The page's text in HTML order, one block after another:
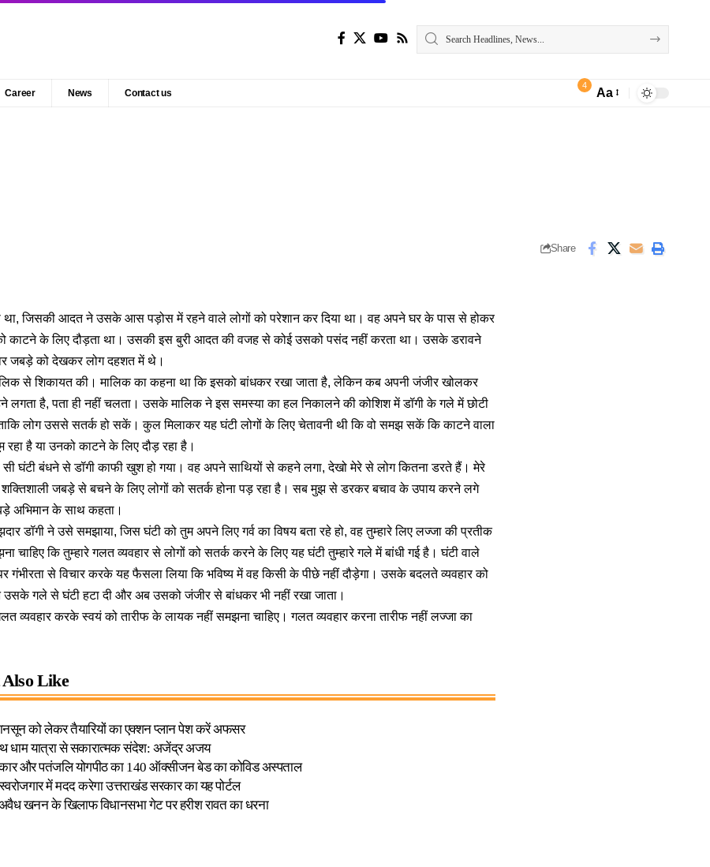
Career News Contact us
4
Aa
Share
था, जिसकी आदत ने उसके आस पड़ोस में रहने वाले लोगों को परेशान कर दिया था। वह अपने घर के पास से होकर
काटने के लिए दौड़ता था। उसकी इस बुरी आदत की वजह से कोई उसको पसंद नहीं करता था। उसके डरावने
जबड़े को देखकर लोग दहशत में थे।
से शिकायत की। मालिक का कहना था कि इसको बांधकर रखा जाता है, लेकिन कब अपनी जंजीर खोलकर
लगता है, पता ही नहीं चलता। उसके मालिक ने इस समस्या का हल निकालने की कोशिश में डॉगी के गले में छोटी
ताकि लोग उससे सतर्क हो सकें। कुल मिलाकर यह घंटी लोगों के लिए चेतावनी थी कि वो समझ सकें कि काटने वाला
रहा है या उनको काटने के लिए दौड़ रहा है।
घंटी बंधने से डॉगी काफी खुश हो गया। वह अपने साथियों से कहने लगा, देखो मेरे से लोग कितना डरते हैं। मेरे
शक्तिशाली जबड़े से बचने के लिए लोगों को सतर्क होना पड़ रहा है। सब मुझ से डरकर बचाव के उपाय करने लगे
अभिमान के साथ कहता।
डॉगी ने उसे समझाया, जिस घंटी को तुम अपने लिए गर्व का विषय बता रहे हो, वह तुम्हारे लिए लज्जा की प्रतीक
चाहिए कि तुम्हारे गलत व्यवहार से लोगों को सतर्क करने के लिए यह घंटी तुम्हारे गले में बांधी गई है। घंटी वाले
गंभीरता से विचार करके यह फैसला लिया कि भविष्य में वह किसी के पीछे नहीं दौड़ेगा। उसके बदलते व्यवहार को
गले से घंटी हटा दी और अब उसको जंजीर से बांधकर भी नहीं रखा जाता।
व्यवहार करके स्वयं को तारीफ के लायक नहीं समझना चाहिए। गलत व्यवहार करना तारीफ नहीं लज्जा का
Like
को लेकर तैयारियों का एक्शन प्लान पेश करें अफसर
धाम यात्रा से सकारात्मक संदेश: अजेंद्र अजय
और पतंजलि योगपीठ का 140 ऑक्सीजन बेड का कोविड अस्पताल
में मदद करेगा उत्तराखंड सरकार का यह पोर्टल
खनन के खिलाफ विधानसभा गेट पर हरीश रावत का धरना